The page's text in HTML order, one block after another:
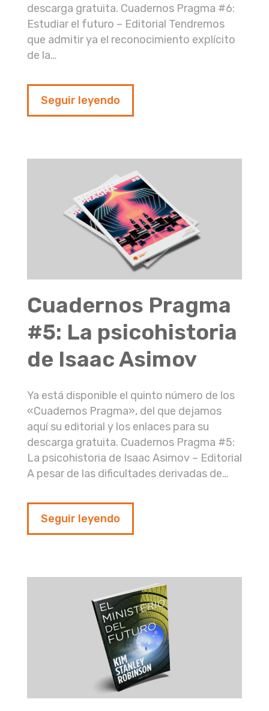
descarga gratuita. Cuadernos Pragma #6:
Estudiar el futuro – Editorial Tendremos
que admitir ya el reconocimiento explícito
de la…
Seguir leyendo
Cuadernos Pragma
#5: La psicohistoria
de Isaac Asimov
Ya está disponible el quinto número de los
«Cuadernos Pragma», del que dejamos
aquí su editorial y los enlaces para su
descarga gratuita. Cuadernos Pragma #5:
La psicohistoria de Isaac Asimov – Editorial
A pesar de las dificultades derivadas de…
Seguir leyendo